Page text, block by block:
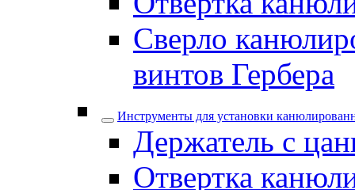
Сверло
винтов Гербера
Инструменты для установки
Держатель с
Отвертка